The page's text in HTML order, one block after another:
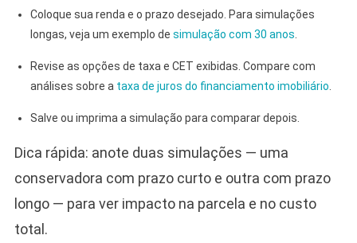
Coloque sua renda e o prazo desejado. Para simulações
longas, veja um exemplo de simulação com 30 anos
Revise as opções de taxa e CET exibidas. Compare com
análises sobre a taxa de juros do financiamento imobiliário
Salve ou imprima a simulação para comparar depois.
Dica rápida: anote duas simulações — uma
conservadora com prazo curto e outra com prazo
longo — para ver impacto na parcela e no custo
total.